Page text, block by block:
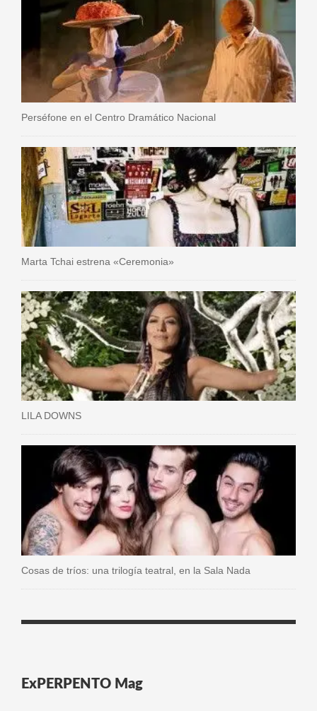
Perséfone en el Centro Dramático Nacional
Marta Tchai estrena «Ceremonia»
LILA DOWNS
Cosas de tríos: una trilogía teatral, en la Sala Nada
ExPERPENTO Mag